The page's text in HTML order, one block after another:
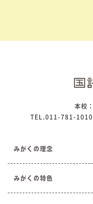
本校
TEL.011-781-1010
みがくの理念
みがくの特色